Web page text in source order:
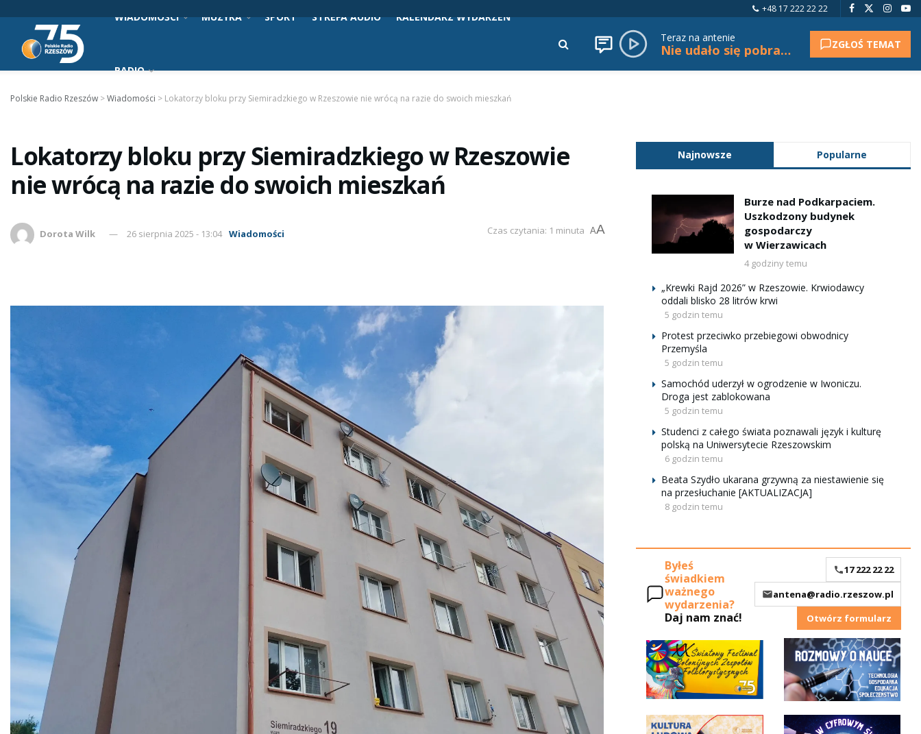
+48 17 222 22 22
WIADOMOŚCI MUZYKA SPORT STREFA AUDIO KALENDARZ WYDARZEŃ
RADIO
Teraz na antenie
Nie udało się pobrać tytułu. ZGŁOŚ TEMAT
Polskie Radio Rzeszów >Wiadomości > Lokatorzy bloku przy Siemiradzkiego w Rzeszowie nie wrócą na razie do swoich mieszkań
Lokatorzy bloku przy Siemiradzkiego w Rzeszowie
nie wrócą na razie do swoich mieszkań
Dorota Wilk 26 sierpnia 2025 - 13:04 Wiadomości Czas czytania: 1 minuta AA
Najnowsze Popularne
Burze nad Podkarpaciem.
Uszkodzony budynek
gospodarczy
w Wierzawicach
4 godziny temu
„Krewki Rajd 2026” w Rzeszowie. Krwiodawcy
oddali blisko 28 litrów krwi
5 godzin temu
Protest przeciwko przebiegowi obwodnicy
Przemyśla
5 godzin temu
Samochód uderzył w ogrodzenie w Iwoniczu.
Droga jest zablokowana
5 godzin temu
Studenci z całego świata poznawali język i kulturę
polską na Uniwersytecie Rzeszowskim
6 godzin temu
Beata Szydło ukarana grzywną za niestawienie się
na przesłuchanie [AKTUALIZACJA]
8 godzin temu
Byłeś
świadkiem
ważnego
wydarzenia?
Daj nam znać!
17 222 22 22
antena@radio.rzeszow.pl
Otwórz formularz